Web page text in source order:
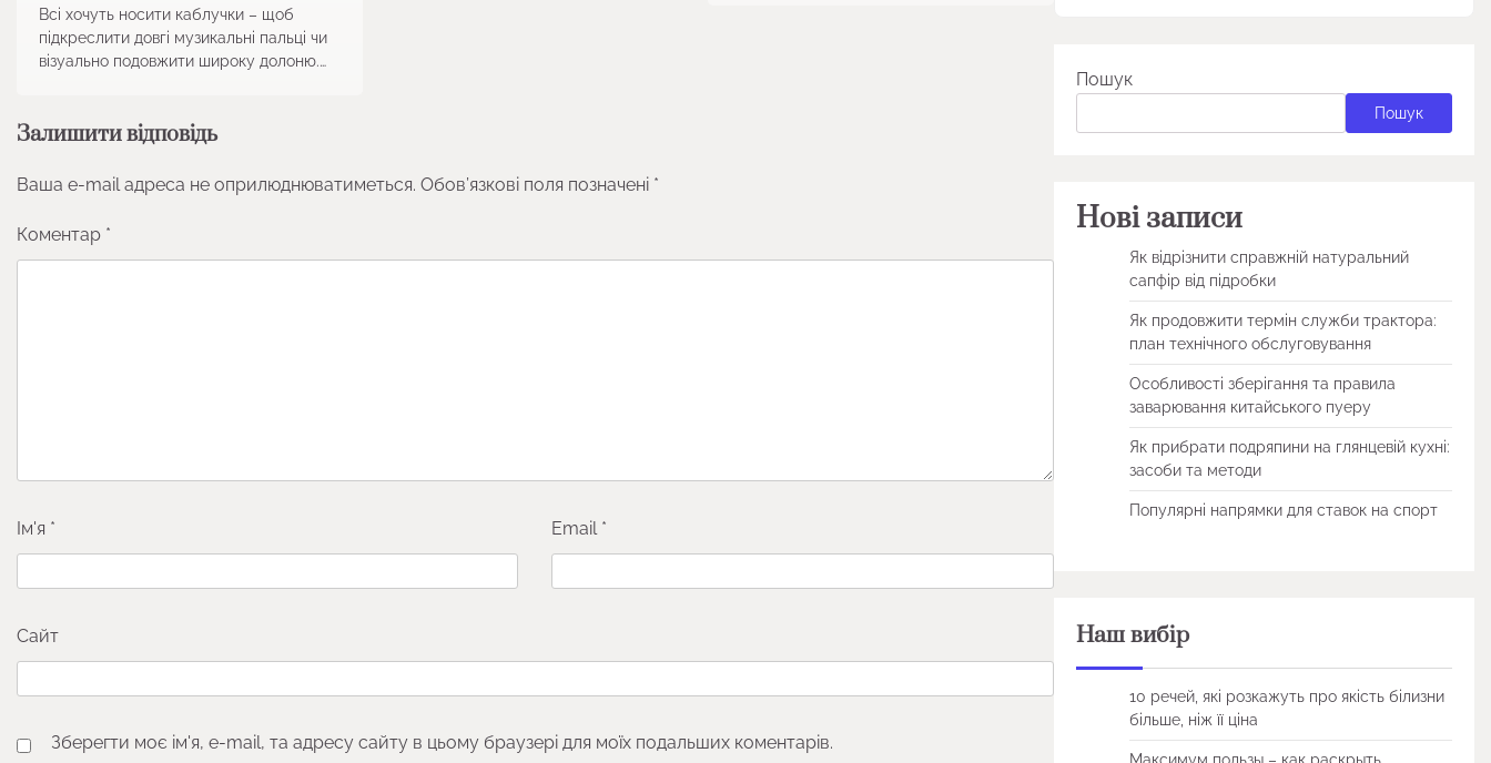
Всі хочуть носити каблучки – щоб
підкреслити довгі музикальні пальці чи
візуально подовжити широку долоню.…
Залишити відповідь
Ваша e-mail адреса не оприлюднюватиметься. Обов’язкові поля позначені *
Коментар *
Ім'я * Email *
Сайт
Зберегти моє ім'я, e-mail, та адресу сайту в цьому браузері для моїх подальших коментарів.
Пошук
Пошук
Нові записи
Як відрізнити справжній натуральний
сапфір від підробки
Як продовжити термін служби трактора:
план технічного обслуговування
Особливості зберігання та правила
заварювання китайського пуеру
Як прибрати подряпини на глянцевій кухні:
засоби та методи
Популярні напрямки для ставок на спорт
Наш вибір
10 речей, які розкажуть про якість білизни
більше, ніж її ціна